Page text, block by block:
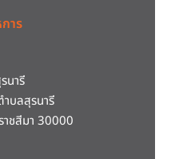
าร
นารี
บลสุรนารี
าชสีมา 30000